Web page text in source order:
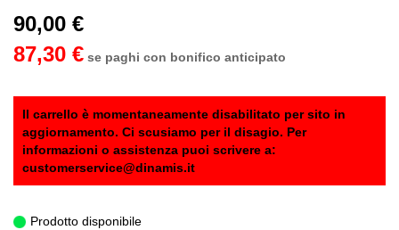
90,00 €
87,30 € se paghi con bonifico anticipato
Il carrello è momentaneamente disabilitato per sito in
aggiornamento. Ci scusiamo per il disagio. Per
informazioni o assistenza puoi scrivere a:
customerservice@dinamis.it
Prodotto disponibile